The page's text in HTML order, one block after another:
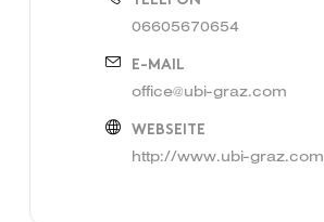
06605670654
E-MAIL
office@ubi-graz.com
WEBSEITE
http://www.ubi-graz.com